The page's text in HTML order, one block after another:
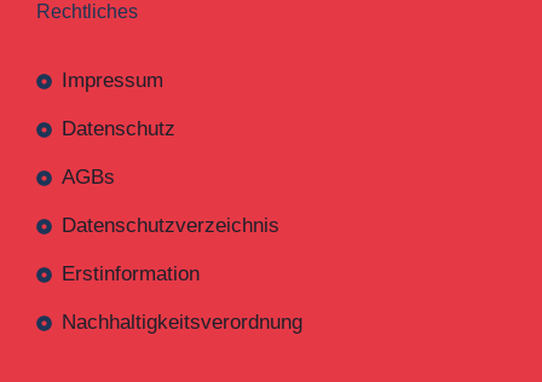
Rechtliches
Impressum
Datenschutz
AGBs
Datenschutzverzeichnis
Erstinformation
Nachhaltigkeitsverordnung